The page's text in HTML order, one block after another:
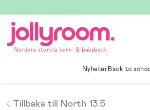
till
innehållet
Nordens största barn- & babybutik
NyheterBack to
Tillbaka till North 13.5